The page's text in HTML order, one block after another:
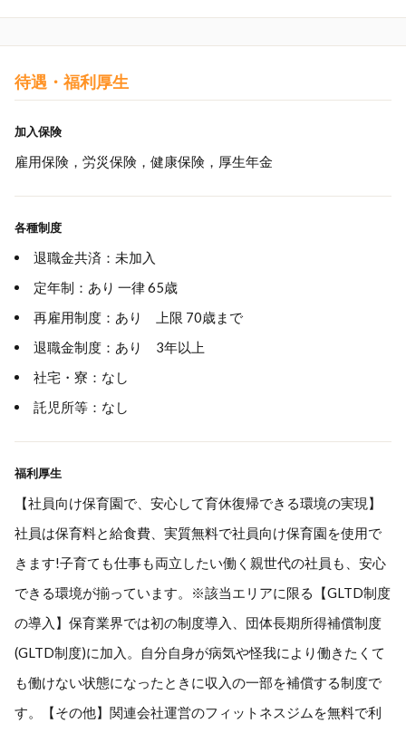
待遇・福利厚生
加入保険
雇用保険，労災保険，健康保険，厚生年金
各種制度
退職金共済：未加入
定年制：あり 一律 65歳
再雇用制度：あり 上限 70歳まで
退職金制度：あり 3年以上
社宅・寮：なし
託児所等：なし
福利厚生
【社員向け保育園で、安心して育休復帰できる環境の実現】
社員は保育料と給食費、実質無料で社員向け保育園を使用で
きます!子育ても仕事も両立したい働く親世代の社員も、安心
できる環境が揃っています。※該当エリアに限る【GLTD制度
の導入】保育業界では初の制度導入、団体長期所得補償制度
(GLTD制度)に加入。自分自身が病気や怪我により働きたくて
も働けない状態になったときに収入の一部を補償する制度で
す。【その他】関連会社運営のフィットネスジムを無料で利